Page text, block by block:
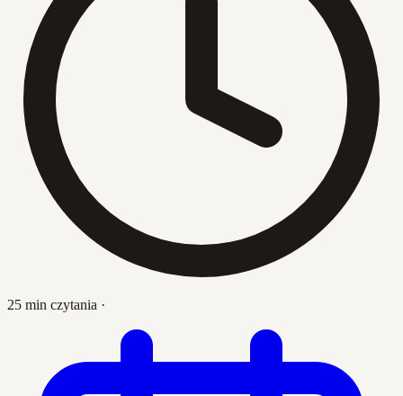
25 min czytania ·